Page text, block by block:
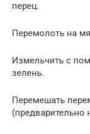
перец.
Перемолоть на
Измельчить с
зелень.
Перемешать
(предварительно